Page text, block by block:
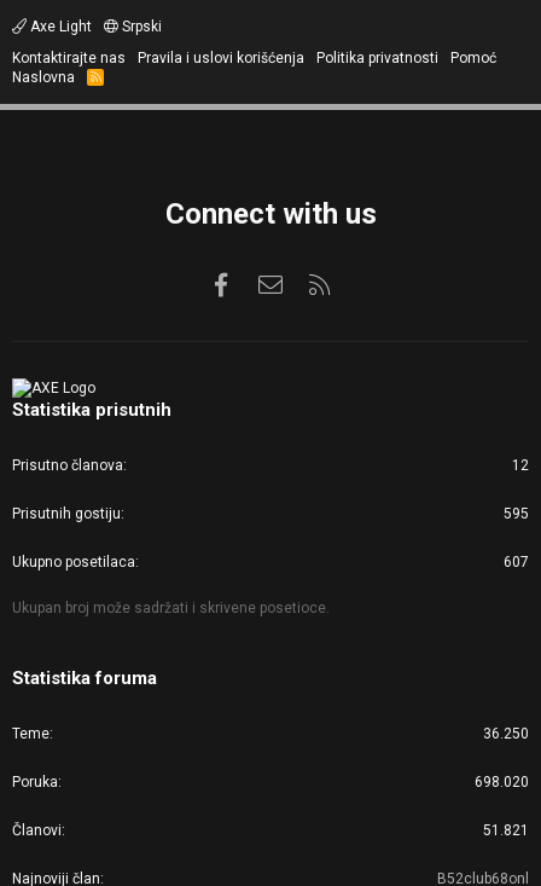
Axe Light
Srpski
Kontaktirajte nas
Pravila i uslovi korišćenja Politika privatnosti
Pomoć
Naslovna
R
S
Connect with us
FacebookKontaktirajte nas
Statistika prisutnih
Prisutno članova 12
Prisutnih gostiju 595
Ukupno posetilaca 607
Ukupan broj može sadržati i skrivene posetioce.
Statistika foruma
Teme 36.250
Poruka 698.020
Članovi 51.821
Najnoviji član B52club68onl